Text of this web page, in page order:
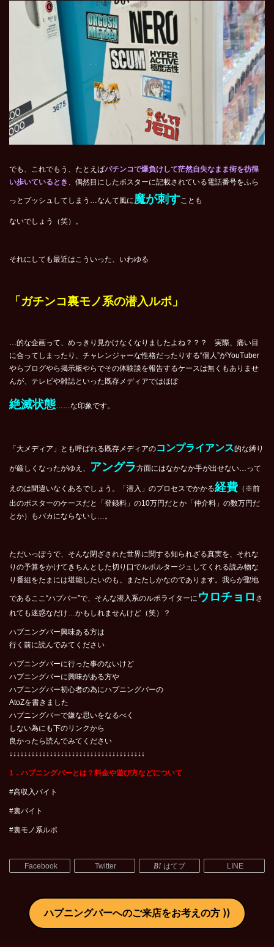
でも、これでもう、たとえばパチンコで爆負けして茫然自失なまま街を彷徨
い歩いているとき 、偶然目にしたポスターに記載されている電話番号をふら
っとプッシュしてしまう…なんて風に魔が刺すことも
ないでしょう（笑）。
それにしても最近はこういった、いわゆる
「ガチンコ裏モノ系の潜入ルポ」
…的な企画って、めっきり見かけなくなりましたよね？？？ 実際、痛い目
に合ってしまったり、チャレンジャーな性格だったりする“個人”がYouTuber
やらブログやら掲示板やらでその体験談を報告するケースは無くもありませ
んが、テレビや雑誌といった既存メディアではほぼ
絶滅状態……な印象です。
「大メディア」とも呼ばれる既存メディアのコンプライアンス的な縛り
が厳しくなったがゆえ、 アングラ方面にはなかなか手が出せない…って
えのは間違いなくあるでしょう。「潜入」のプロセスでかかる経費 （※前
出のポスターのケースだと「登録料」の10万円だとか「仲介料」の数万円だ
とか）もバカにならないし…。
ただいっぽうで、そんな閉ざされた世界に関する知られざる真実を、それな
りの予算をかけてきちんとした切り口でルポルタージュしてくれる読み物な
り番組をたまには堪能したいのも、またたしかなのであります。我らが聖地
であるここ“ハプバー”で、そんな潜入系のルポライターに ウロチョロ さ
れても迷惑なだけ…かもしれませんけど（笑）？
ハプニングバー興味ある方は
行く前に読んでみてください
ハプニングバーに行った事のないけど
ハプニングバーに興味がある方や
ハプニングバー初心者の為にハプニングバーの
AtoZを書きました
ハプニングバーで嫌な思いをなるべく
しない為にも下のリンクから
良かったら読んでみてください
↓↓↓↓↓↓↓↓↓↓↓↓↓↓↓↓↓↓↓↓↓↓↓↓↓↓↓↓↓↓↓↓↓↓↓↓↓
1．ハプニングバーとは？料金や遊び方などについて
#高収入バイト
#裏バイト
#裏モノ系ルポ
Facebook Twitter はてブ LINE
ハプニングバーへのご来店をお考えの方